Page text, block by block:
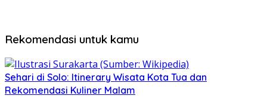
Rekomendasi untuk kamu
Sehari di Solo: Itinerary Wisata Kota Tua dan
Rekomendasi Kuliner Malam